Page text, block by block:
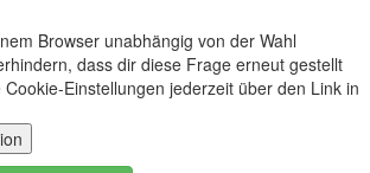
Browser unabhängig von der Wahl
dass dir diese Frage erneut gestellt
Einstellungen jederzeit über den Link in